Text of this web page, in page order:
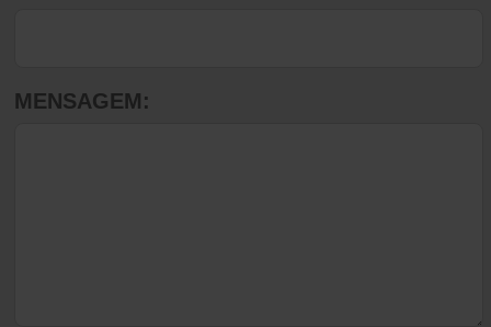
MENSAGEM: